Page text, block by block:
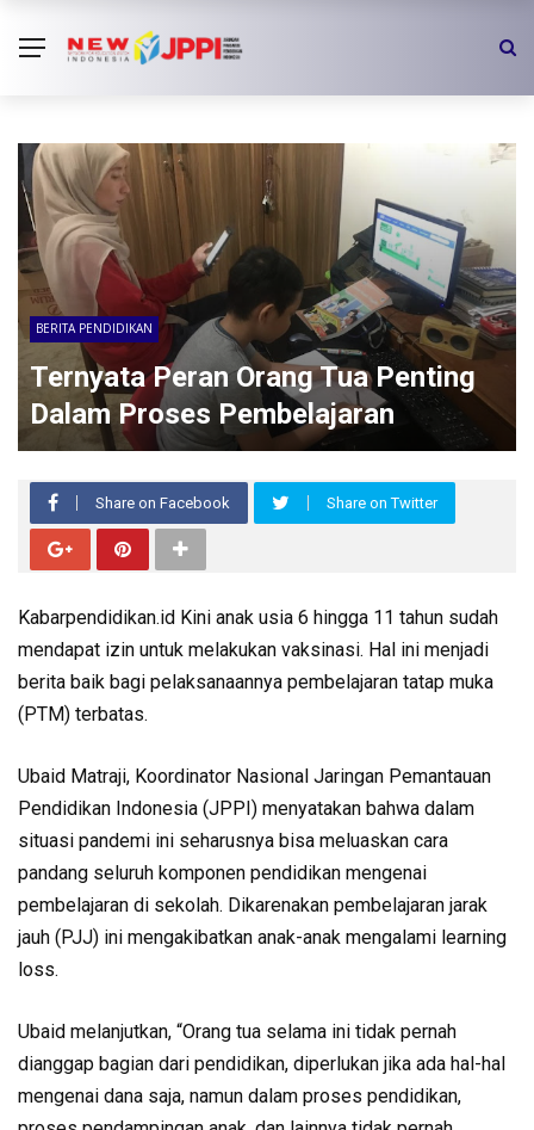
BERITA PENDIDIKAN
Ternyata Peran Orang Tua Penting
Dalam Proses Pembelajaran
Share on Facebook Share on Twitter
Kabarpendidikan.id Kini anak usia 6 hingga 11 tahun sudah
mendapat izin untuk melakukan vaksinasi. Hal ini menjadi
berita baik bagi pelaksanaannya pembelajaran tatap muka
(PTM) terbatas.
Ubaid Matraji, Koordinator Nasional Jaringan Pemantauan
Pendidikan Indonesia (JPPI) menyatakan bahwa dalam
situasi pandemi ini seharusnya bisa meluaskan cara
pandang seluruh komponen pendidikan mengenai
pembelajaran di sekolah. Dikarenakan pembelajaran jarak
jauh (PJJ) ini mengakibatkan anak-anak mengalami learning
loss.
Ubaid melanjutkan, “Orang tua selama ini tidak pernah
dianggap bagian dari pendidikan, diperlukan jika ada hal-hal
mengenai dana saja, namun dalam proses pendidikan,